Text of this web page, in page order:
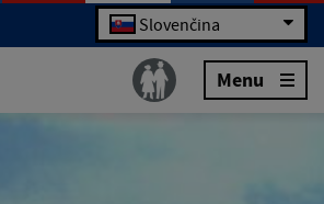
Slovenčina
Menu